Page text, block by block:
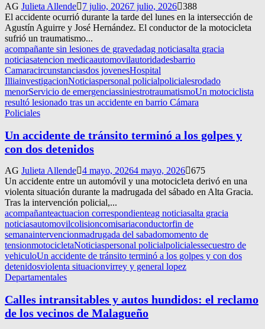
AG Julieta Allende 7 julio, 20267 julio, 2026 388
El accidente ocurrió durante la tarde del lunes en la intersección de
Agustín Aguirre y José Hernández. El conductor de la motocicleta
sufrió un traumatismo...
acompañante sin lesiones de gravedadag noticiasalta gracia
noticiasatencion medicaautomovilautoridadesbarrio
Camaracircunstanciasdos jovenesHospital
IlliainvestigacionNoticiaspersonal policialpolicialesrodado
menorServicio de emergenciassiniestrotraumatismoUn motociclista
resultó lesionado tras un accidente en barrio Cámara
Policiales
Un accidente de tránsito terminó a los golpes y
con dos detenidos
AG Julieta Allende 4 mayo, 20264 mayo, 2026 675
Un accidente entre un automóvil y una motocicleta derivó en una
violenta situación durante la madrugada del sábado en Alta Gracia.
Tras la intervención policial,...
acompañanteactuacion correspondienteag noticiasalta gracia
noticiasautomovilcolisioncomisariaconductorfin de
semanaintervencionmadrugada del sabadomomento de
tensionmotocicletaNoticiaspersonal policialpolicialessecuestro de
vehiculoUn accidente de tránsito terminó a los golpes y con dos
detenidosviolenta situacionvirrey y general lopez
Departamentales
Calles intransitables y autos hundidos: el reclamo
de los vecinos de Malagueño